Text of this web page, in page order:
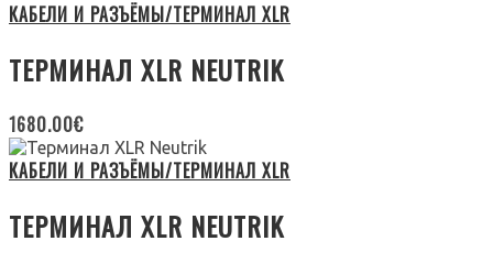
КАБЕЛИ И РАЗЪЁМЫ/ТЕРМИНАЛ XLR
ТЕРМИНАЛ XLR NEUTRIK
1680.00€
КАБЕЛИ И РАЗЪЁМЫ/ТЕРМИНАЛ XLR
ТЕРМИНАЛ XLR NEUTRIK